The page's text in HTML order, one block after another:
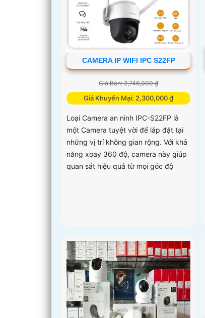
CAMERA IP WIFI IPC S22FP
Giá Bán: 2,746,000 ₫
Giá Khuyến Mại: 2,300,000 ₫
Loại Camera an ninh IPC-S22FP là
một Camera tuyệt vời để lắp đặt tại
những vị trí không gian rộng. Với khả
năng xoay 360 độ, camera này giúp
quan sát hiệu quả từ mọi góc độ